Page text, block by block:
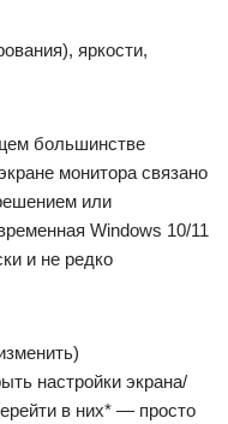
яркости,
большинстве
монитора связано
или
Windows 10/11
и не редко
настройки экрана/
в них* — просто